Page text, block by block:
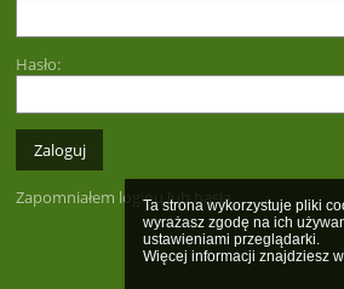
Ta strona wykorzystuje pliki
wyrażasz zgodę na ich
ustawieniami przeglądarki.
Więcej informacji znajdziesz w
Hasło:
Zapomniałem loginu lub hasła